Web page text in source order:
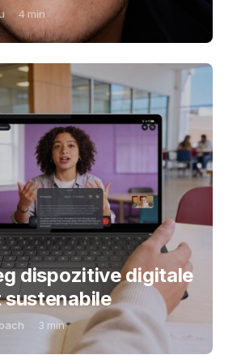
4 min
dispozitive digitale
sustenabile
3 min